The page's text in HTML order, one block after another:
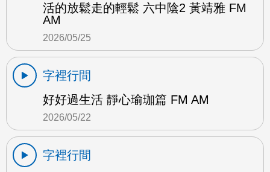
活的放鬆走的輕鬆 六中陰2 黃靖雅 FM
AM
2026/05/25
字裡行間
好好過生活 靜心瑜珈篇 FM AM
2026/05/22
字裡行間